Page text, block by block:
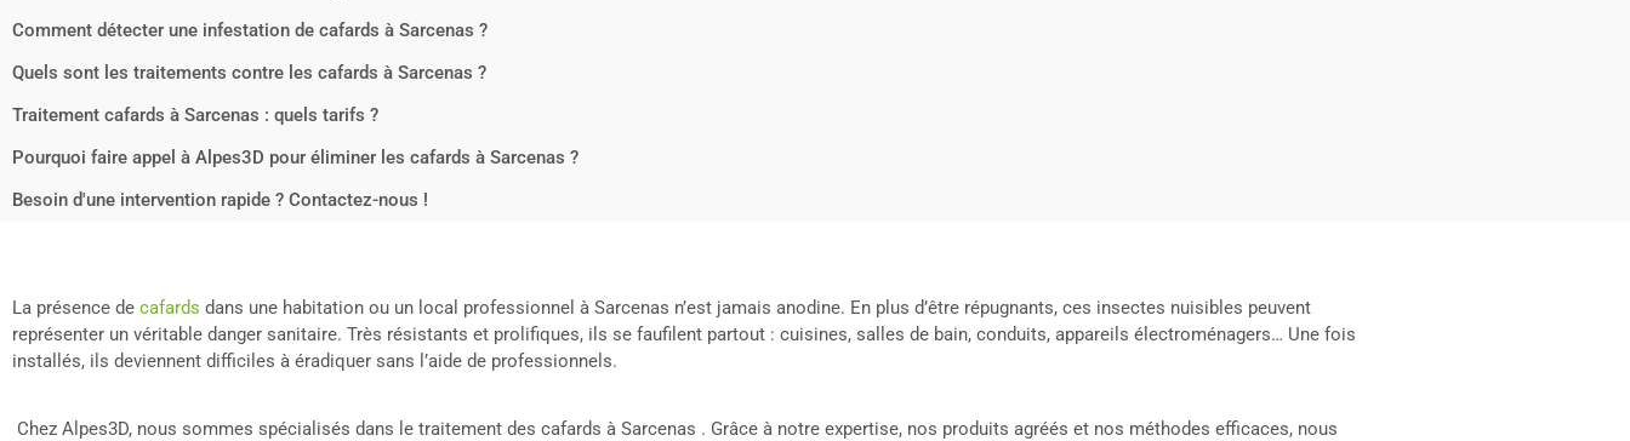
Comment détecter une infestation de cafards à Sarcenas ?
Quels sont les traitements contre les cafards à Sarcenas ?
Traitement cafards à Sarcenas : quels tarifs ?
Pourquoi faire appel à Alpes3D pour éliminer les cafards à Sarcenas ?
Besoin d'une intervention rapide ? Contactez-nous !
La présence de cafards dans une habitation ou un local professionnel à Sarcenas n’est jamais anodine. En plus d’être répugnants, ces insectes nuisibles peuvent
représenter un véritable danger sanitaire. Très résistants et prolifiques, ils se faufilent partout : cuisines, salles de bain, conduits, appareils électroménagers… Une fois
installés, ils deviennent difficiles à éradiquer sans l’aide de professionnels.
Chez Alpes3D, nous sommes spécialisés dans le traitement des cafards à Sarcenas . Grâce à notre expertise, nos produits agréés et nos méthodes efficaces, nous